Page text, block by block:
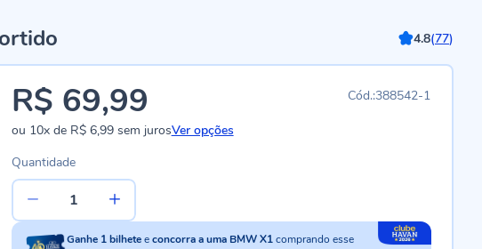
4.8(77)
388542-1
R$ 69,99
ou 10xde R$ 6,99sem jurosVer opções
Quantidade
Ganhe 1 bilhete econcorra a uma BMW X1comprando esse